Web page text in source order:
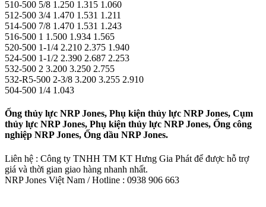
510-500 5/8 1.250 1.315 1.060
512-500 3/4 1.470 1.531 1.211
514-500 7/8 1.470 1.531 1.243
516-500 1 1.500 1.934 1.565
520-500 1-1/4 2.210 2.375 1.940
524-500 1-1/2 2.390 2.687 2.253
532-500 2 3.200 3.250 2.755
532-R5-500 2-3/8 3.200 3.255 2.910
504-500 1/4 1.043
Ống thủy lực NRP Jones, Phụ kiện thủy lực NRP Jones, Cụm
thủy lực NRP Jones, Phụ kiện thủy lực NRP Jones, Ống công
nghiệp NRP Jones, Ống dầu NRP Jones.
Liên hệ : Công ty TNHH TM KT Hưng Gia Phát để được hỗ trợ
giá và thời gian giao hàng nhanh nhất.
NRP Jones Việt Nam / Hotline : 0938 906 663